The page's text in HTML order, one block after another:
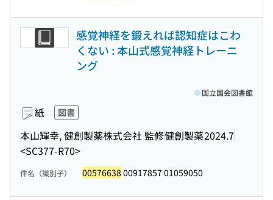
感覚神経を鍛えれば認知症はこわ
くない : 本山式感覚神経トレーニ
ング
紙 図書
本山輝幸, 健創製薬株式会社 監修健創製薬2024.7
<SC377-R70>
国立国会図書館
件名（識別子） 00576638 00917857 01059050